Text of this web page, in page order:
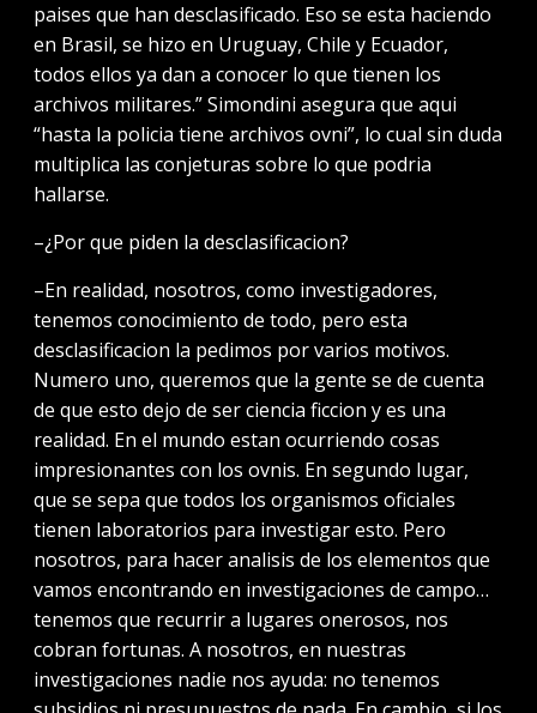
paises que han desclasificado. Eso se esta haciendo
en Brasil, se hizo en Uruguay, Chile y Ecuador,
todos ellos ya dan a conocer lo que tienen los
archivos militares.” Simondini asegura que aqui
“hasta la policia tiene archivos ovni”, lo cual sin duda
multiplica las conjeturas sobre lo que podria
hallarse.
–¿Por que piden la desclasificacion?
–En realidad, nosotros, como investigadores,
tenemos conocimiento de todo, pero esta
desclasificacion la pedimos por varios motivos.
Numero uno, queremos que la gente se de cuenta
de que esto dejo de ser ciencia ficcion y es una
realidad. En el mundo estan ocurriendo cosas
impresionantes con los ovnis. En segundo lugar,
que se sepa que todos los organismos oficiales
tienen laboratorios para investigar esto. Pero
nosotros, para hacer analisis de los elementos que
vamos encontrando en investigaciones de campo…
tenemos que recurrir a lugares onerosos, nos
cobran fortunas. A nosotros, en nuestras
investigaciones nadie nos ayuda: no tenemos